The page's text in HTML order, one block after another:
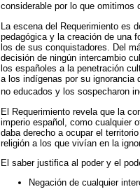
considerable por lo que omitimos
La escena del Requerimiento es
pedagógica y la creación de una
los de sus conquistadores. Del
decisión de ningún intercambio
los españoles a la penetración
a los indígenas por su ignorancia
no educados y los sospecharon
El Requerimiento revela que la
imperio español, como cualquier
daba derecho a ocupar el
religión a los que vivían en la
El saber justifica al poder y el
Negación de cualquier